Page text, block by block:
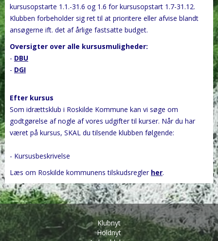
kursusopstarte 1.1.-31.6 og 1.6 for kursusopstart 1.7-31.12.
Klubben forbeholder sig ret til at prioritere eller afvise blandt
ansøgerne ift. det af årlige fastsatte budget.
Oversigter over alle kursusmuligheder:
- DBU
- DGI
Efter kursus
Som idrættsklub i Roskilde Kommune kan vi søge om
godtgørelse af nogle af vores udgifter til kurser. Når du har
været på kursus, SKAL du tilsende klubben følgende:
- Kursusbeskrivelse
Læs om Roskilde kommunens tilskudsregler her.
Klubnyt
Holdnyt